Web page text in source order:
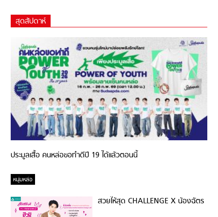
สุดสัปดาห์
ประมูลเสื้อ คนหล่อขอทำดีปี 19 ได้แล้วตอนนี้
หนุ่มหล่อ
สวยให้สุด CHALLENGE X น้องฉัตร